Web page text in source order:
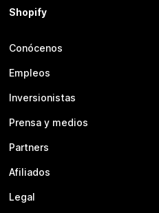
Shopify
Conócenos
Empleos
Inversionistas
Prensa y medios
Partners
Afiliados
Legal